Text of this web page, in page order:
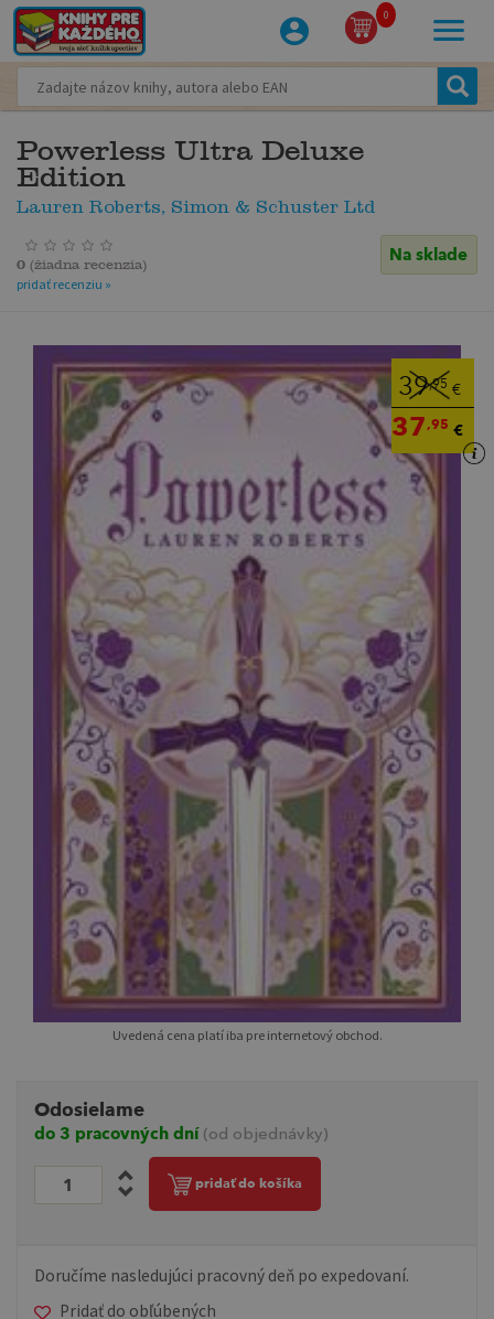
0
Powerless Ultra Deluxe
Edition
Lauren Roberts, Simon & Schuster Ltd
Na sklade
0 (žiadna recenzia)
pridať recenziu »
39,95 €
37,95 €
Uvedená cena platí iba pre internetový obchod.
Odosielame
do 3 pracovných dní (od objednávky)
pridať do košíka
Doručíme nasledujúci pracovný deň po expedovaní.
Pridať do obľúbených